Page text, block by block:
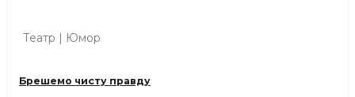
Театр | Юмор
Брешемо чисту правду